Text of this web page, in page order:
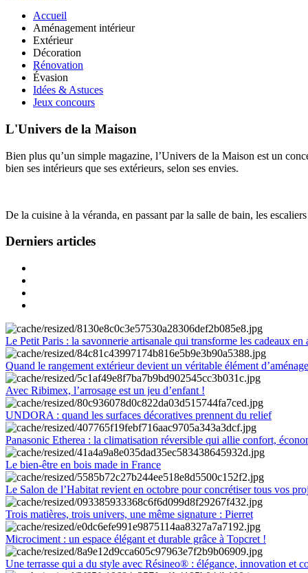
Accueil
Aménagement intérieur
Extérieur
Décoration
Rénovation
Évasion
Idées & Astuces
Jeux concours
L'Univers de la Maison
Bien plus qu’un simple magazine, l’Univers de la Maison est un
bien ses intérieurs que ses extérieurs, selon ses envies.
De la cuisine à la véranda, en passant par la salle de bain, les
Derniers articles
Le Petit Paris : la savonnerie artisanale qui transforme les cadeaux en
Quand le rangement extérieur devient un véritable élément
Avec Ribimex, l’arrosage est un jeu d’enfant !
UNDORA : quand les surfaces décoratives prennent du relief
Panasonic Etherea : la climatisation réversible qui allie confort,
Le bien-être en bois made in France
Le Salon de l’Habitat revient en octobre pour concrétiser tous vos
Trois matières, trois univers, une même signature : Pierret
Microciment : un espace élégant et durable grâce à Topcret !
Une terrasse qui a du style avec Résineo® : élégance, innovation et